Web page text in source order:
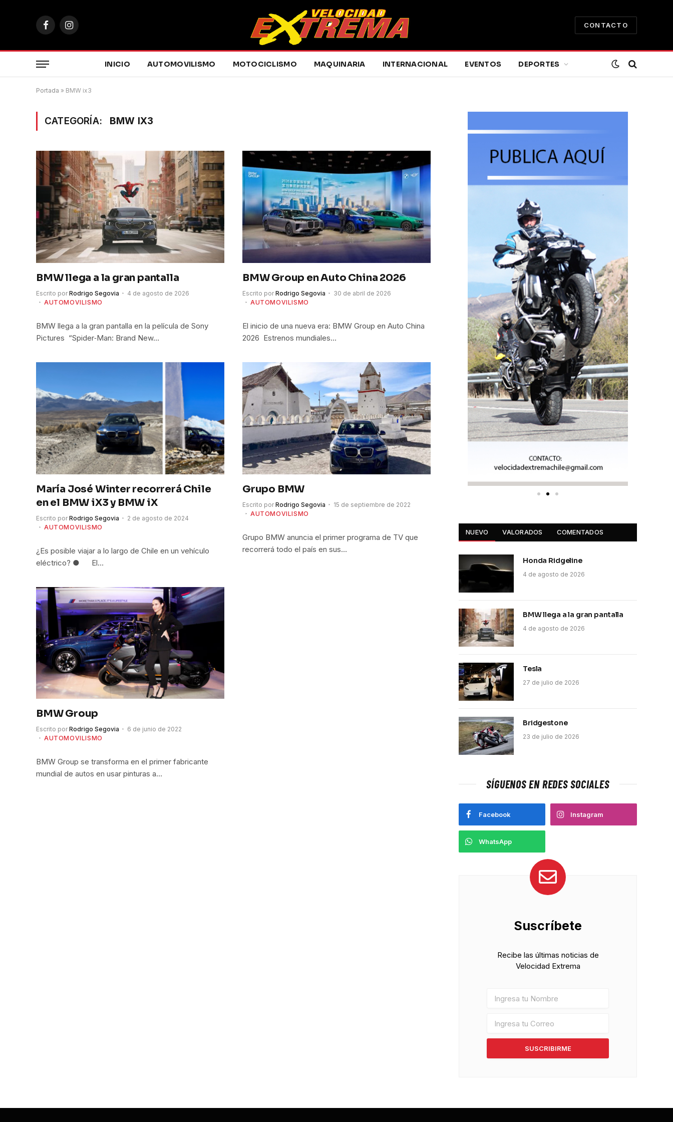
FacebookInstagram
CONTACTO
INICIO AUTOMOVILISMO MOTOCICLISMO MAQUINARIA INTERNACIONAL EVENTOS DEPORTES
Portada » BMW ix3
CATEGORÍA: BMW IX3
BMW llega a la gran pantalla
Escrito por Rodrigo Segovia
4 de agosto de 2026
AUTOMOVILISMO
BMW llega a la gran pantalla en la película de Sony
Pictures “Spider‑Man: Brand New…
BMW Group en Auto China 2026
Escrito por Rodrigo Segovia
30 de abril de 2026
AUTOMOVILISMO
El inicio de una nueva era: BMW Group en Auto China
2026 Estrenos mundiales…
María José Winter recorrerá Chile
en el BMW iX3 y BMW iX
Escrito por Rodrigo Segovia
2 de agosto de 2024
AUTOMOVILISMO
¿Es posible viajar a lo largo de Chile en un vehículo
eléctrico? ● El…
Grupo BMW
Escrito por Rodrigo Segovia
15 de septiembre de 2022
AUTOMOVILISMO
Grupo BMW anuncia el primer programa de TV que
recorrerá todo el país en sus…
BMW Group
Escrito por Rodrigo Segovia
6 de junio de 2022
AUTOMOVILISMO
BMW Group se transforma en el primer fabricante
mundial de autos en usar pinturas a…
NUEVO VALORADOS COMENTADOS
Honda Ridgeline
4 de agosto de 2026
BMW llega a la gran pantalla
4 de agosto de 2026
Tesla
27 de julio de 2026
Bridgestone
23 de julio de 2026
SÍGUENOS EN REDES SOCIALES
Facebook Instagram
WhatsApp
Suscríbete
Recibe las últimas noticias de
Velocidad Extrema
SUSCRIBIRME